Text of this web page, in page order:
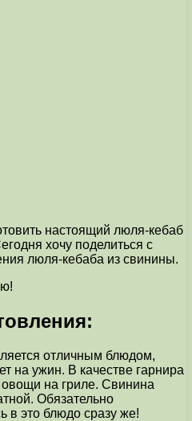
настоящий люля-кебаб
хочу поделиться с
люля-кебаба из свинины.
отличным блюдом,
на ужин. В качестве гарнира
на гриле. Свинина
Обязательно
в это блюдо сразу же!